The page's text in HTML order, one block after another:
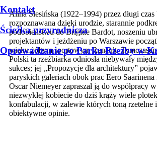
Kontakt
Ścieżka przyrodnicza
Oprowadzanie po Parku Rzeźby w
Alina Ślesińska (1922–1994) przez długi czas
rozpoznawana dzięki urodzie, starannie
podobieństwu do Brigitte Bardot, noszeniu
projektantów i jeżdżeniu po Warszawie
wieku żółtym sportowym Renault.
Polski ta rzeźbiarka odniosła niebywały
sukces; jej „Propozycje dla architektury”
paryskich galeriach obok prac Eero
Oscar Niemeyer zapraszał ją do współpracy
niezwykłej kobiecie do dziś krąży wiele
konfabulacji, w zalewie których toną rzetelne
obiektywne opinie.